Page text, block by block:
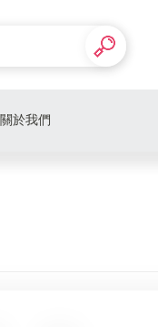
關於我們